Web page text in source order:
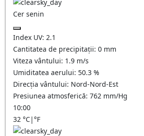
Cer senin
Index UV: 2.1
Cantitatea de precipitații: 0 mm
Viteza vântului: 1.9 m/s
Umiditatea aerului: 50.3 %
Direcția vântului: Nord-Nord-Est
Presiunea atmosferică: 762 mm/Hg
10:00
32 °C|°F